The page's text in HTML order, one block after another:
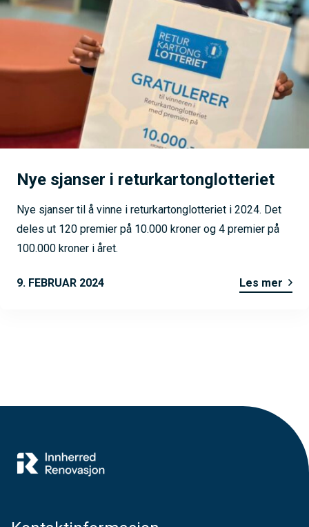
Nye sjanser i returkartonglotteriet
Nye sjanser til å vinne i returkartonglotteriet i 2024. Det
deles ut 120 premier på 10.000 kroner og 4 premier på
100.000 kroner i året.
9. FEBRUAR 2024 Les mer
Kontaktinformasjon